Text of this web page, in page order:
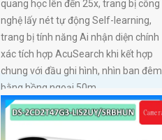
quang học lên đến 25x, trang bị công
nghệ lấy nét tự động Self-learning,
trang bị tính năng Ai nhận diện chính
xác tích hợp AcuSearch khi kết hợp
chung với đầu ghi hình, nhìn ban đêm
bằng hồng ngoại 50m